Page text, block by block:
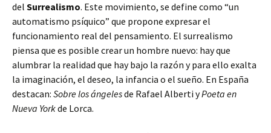
del Surrealismo. Este movimiento, se define como “un
automatismo psíquico” que propone expresar el
funcionamiento real del pensamiento. El surrealismo
piensa que es posible crear un hombre nuevo: hay que
alumbrar la realidad que hay bajo la razón y para ello exalta
la imaginación, el deseo, la infancia o el sueño. En España
destacan: Sobre los ángelesde Rafael Alberti yPoeta en
Nueva Yorkde Lorca.